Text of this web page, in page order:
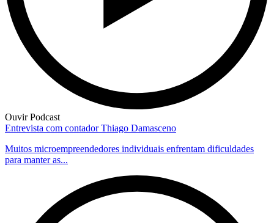
Ouvir Podcast
Entrevista com contador Thiago Damasceno
Muitos microempreendedores individuais enfrentam dificuldades
para manter as...